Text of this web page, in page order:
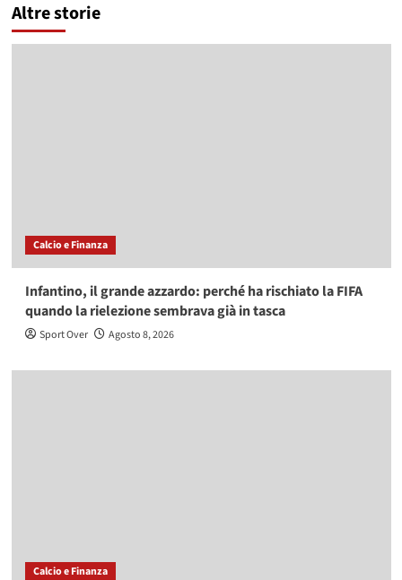
Altre storie
Calcio e Finanza
Infantino, il grande azzardo: perché ha rischiato la FIFA
quando la rielezione sembrava già in tasca
Sport Over Agosto 8, 2026
Calcio e Finanza